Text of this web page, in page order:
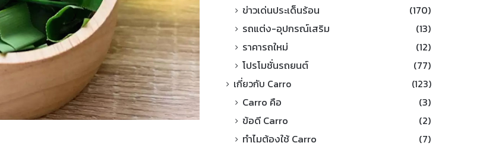
ข่าวเด่นประเด็นร้อน
(170)
รถแต่ง-อุปกรณ์เสริม
(13)
ราคารถใหม่
(12)
โปรโมชั่นรถยนต์
(77)
เกี่ยวกับ Carro (123)
Carro คือ
(3)
ข้อดี Carro
(2)
ทำไมต้องใช้ Carro
(7)